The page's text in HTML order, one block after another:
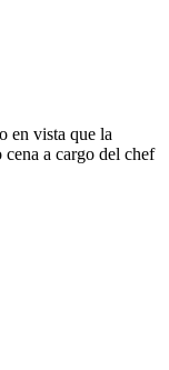
en vista que la
a cargo del chef